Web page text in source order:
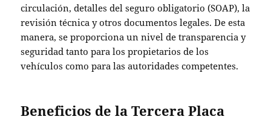
circulación, detalles del seguro obligatorio (SOAP), la
revisión técnica y otros documentos legales. De esta
manera, se proporciona un nivel de transparencia y
seguridad tanto para los propietarios de los
vehículos como para las autoridades competentes.
Beneficios de la Tercera Placa